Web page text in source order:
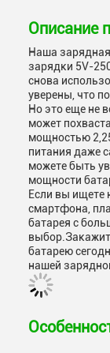
Описание
Наша
зарядки 5V-
снова
уверены, что
Но это еще не
может
мощностью
питания даже
можете быть
мощности
Если вы ищете
смартфона,
батарея с
батарею
нашей